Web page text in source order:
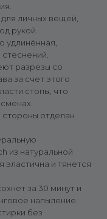
личных вещей,
рукой.
удлинённая,
разрезы со
за счет этого
стопы, что
стороны отделан
из натуральной
и тянется
за 30 минут и
напыление.
без